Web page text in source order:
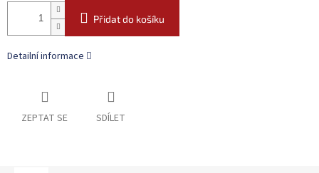
Přidat do košíku
Detailní informace
ZEPTAT SE SDÍLET